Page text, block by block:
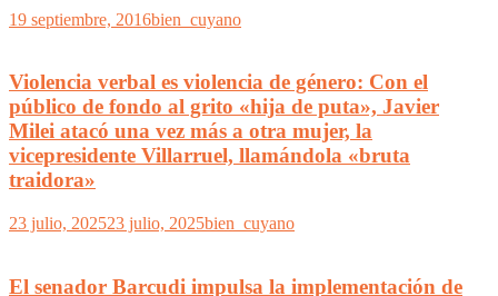
19 septiembre, 2016bien_cuyano
Violencia verbal es violencia de género: Con el
público de fondo al grito «hija de puta», Javier
Milei atacó una vez más a otra mujer, la
vicepresidente Villarruel, llamándola «bruta
traidora»
23 julio, 202523 julio, 2025bien_cuyano
El senador Barcudi impulsa la implementación de